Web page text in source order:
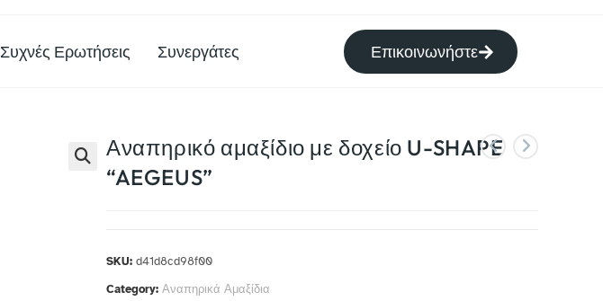
Συχνές Ερωτήσεις Συνεργάτες Επικοινωνήστε
Αναπηρικό αμαξίδιο με δοχείο U-SHAPE
“AEGEUS”
SKU: d41d8cd98f00
Category: Αναπηρικά Αμαξίδια